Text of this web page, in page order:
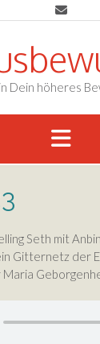
Dein höheres
Seth mit
Gitternetz der